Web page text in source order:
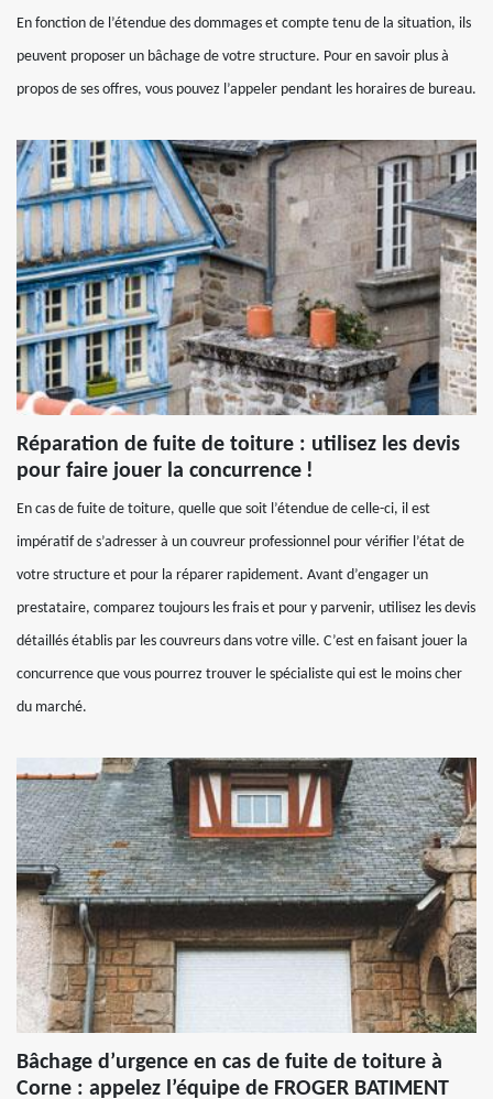
En fonction de l’étendue des dommages et compte tenu de la situation, ils
peuvent proposer un bâchage de votre structure. Pour en savoir plus à
propos de ses offres, vous pouvez l’appeler pendant les horaires de bureau.
Réparation de fuite de toiture : utilisez les devis
pour faire jouer la concurrence !
En cas de fuite de toiture, quelle que soit l’étendue de celle-ci, il est
impératif de s’adresser à un couvreur professionnel pour vérifier l’état de
votre structure et pour la réparer rapidement. Avant d’engager un
prestataire, comparez toujours les frais et pour y parvenir, utilisez les devis
détaillés établis par les couvreurs dans votre ville. C’est en faisant jouer la
concurrence que vous pourrez trouver le spécialiste qui est le moins cher
du marché.
Bâchage d’urgence en cas de fuite de toiture à
Corne : appelez l’équipe de FROGER BATIMENT